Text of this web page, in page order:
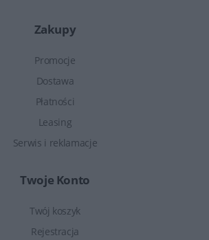
Zakupy
Promocje
Dostawa
Płatności
Leasing
Serwis i reklamacje
Twoje Konto
Twój koszyk
Rejestracja